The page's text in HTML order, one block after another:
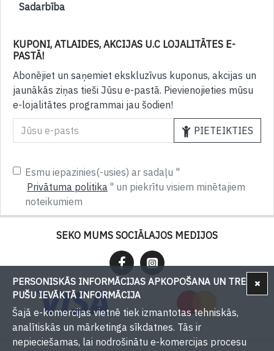
Sadarbība
KUPONI, ATLAIDES, AKCIJAS U.C LOJALITĀTES E-
PASTĀ!
Abonējiet un saņemiet ekskluzīvus kuponus, akcijas un
jaunākās ziņas tieši Jūsu e-pastā. Pievienojieties mūsu
e-lojalitātes programmai jau šodien!
PIETEIKTIES
Esmu iepazinies(-usies) ar sadaļu "
Privātuma politika " un piekrītu visiem minētajiem
noteikumiem
SEKO MUMS SOCIĀLAJOS MEDIJOS
PERSONISKĀS INFORMĀCIJAS APKOPOŠANA UN TREŠU
PUŠU IEVĀKTĀ INFORMĀCIJA
Šajā e-komercijas vietnē tiek izmantotas tehniskās,
analītiskās un mārketinga sīkdatnes. Tās ir
nepieciešamas, lai nodrošinātu e-komercijas procesu